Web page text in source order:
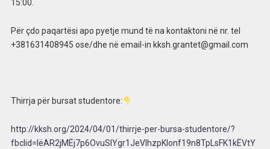
15:00.
Për çdo paqartësi apo pyetje mund të na kontaktoni në nr. tel
+381631408945 ose/dhe në email-in kksh.grantet@gmail.com
Thirrja për bursat studentore:
http://kksh.org/2024/04/01/thirrje-per-bursa-studentore/?
fbclid=IëAR2jMËj7p6OvuSlYgr1JeVIhzpKIonf19n8TpLsFK1kËVtY